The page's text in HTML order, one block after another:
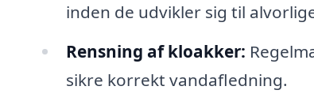
inden de udvikler sig til
Rensning af kloakker:
sikre korrekt vandafledning.